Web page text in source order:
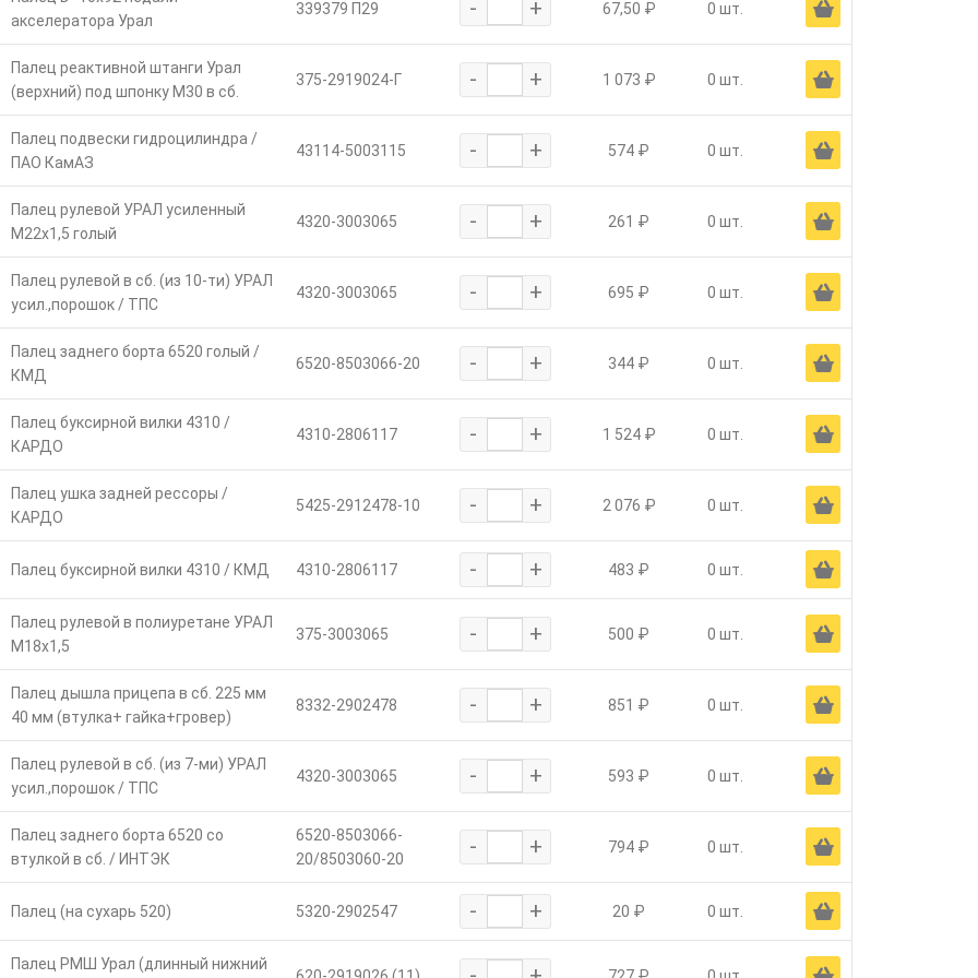
акселератора Урал
339379 П29 - + 67,50 ₽ 0 шт. Ä
Палец реактивной штанги Урал
(верхний) под шпонку М30 в сб.
375-2919024-Г - + 1 073 ₽ 0 шт. Ä
Палец подвески гидроцилиндра /
ПАО КамАЗ
43114-5003115 - + 574 ₽ 0 шт. Ä
Палец рулевой УРАЛ усиленный
М22х1,5 голый
4320-3003065 - + 261 ₽ 0 шт. Ä
Палец рулевой в сб. (из 10-ти) УРАЛ
усил.,порошок / ТПС
4320-3003065 - + 695 ₽ 0 шт. Ä
Палец заднего борта 6520 голый /
КМД
6520-8503066-20 - + 344 ₽ 0 шт. Ä
Палец буксирной вилки 4310 /
КАРДО
4310-2806117 - + 1 524 ₽ 0 шт. Ä
Палец ушка задней рессоры /
КАРДО
5425-2912478-10 - + 2 076 ₽ 0 шт. Ä
Палец буксирной вилки 4310 / КМД 4310-2806117 - + 483 ₽ 0 шт. Ä
Палец рулевой в полиуретане УРАЛ
М18х1,5
375-3003065 - + 500 ₽ 0 шт. Ä
Палец дышла прицепа в сб. 225 мм
40 мм (втулка+ гайка+гровер)
8332-2902478 - + 851 ₽ 0 шт. Ä
Палец рулевой в сб. (из 7-ми) УРАЛ
усил.,порошок / ТПС
4320-3003065 - + 593 ₽ 0 шт. Ä
Палец заднего борта 6520 со
втулкой в сб. / ИНТЭК
6520-8503066-
20/8503060-20
- + 794 ₽ 0 шт. Ä
Палец (на сухарь 520) 5320-2902547 - + 20 ₽ 0 шт. Ä
Палец РМШ Урал (длинный нижний